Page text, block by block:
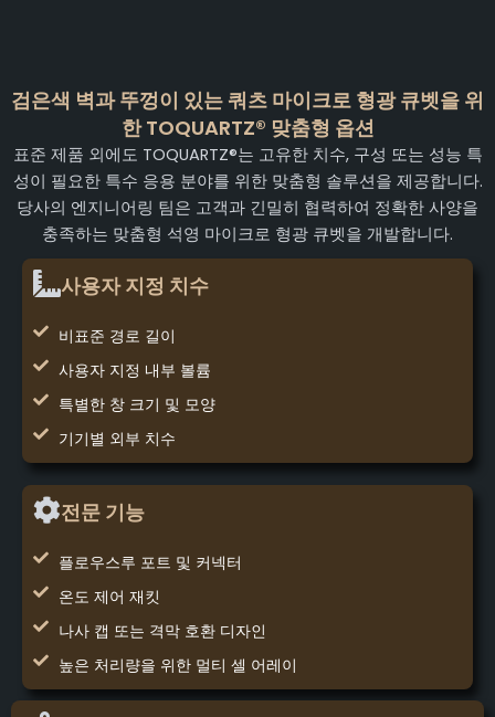
검은색 벽과 뚜껑이 있는 쿼츠 마이크로 형광 큐벳을 위
한 TOQUARTZ® 맞춤형 옵션
표준 제품 외에도 TOQUARTZ®는 고유한 치수, 구성 또는 성능 특
성이 필요한 특수 응용 분야를 위한 맞춤형 솔루션을 제공합니다.
당사의 엔지니어링 팀은 고객과 긴밀히 협력하여 정확한 사양을
충족하는 맞춤형 석영 마이크로 형광 큐벳을 개발합니다.
사용자 지정 치수
비표준 경로 길이
사용자 지정 내부 볼륨
특별한 창 크기 및 모양
기기별 외부 치수
전문 기능
플로우스루 포트 및 커넥터
온도 제어 재킷
나사 캡 또는 격막 호환 디자인
높은 처리량을 위한 멀티 셀 어레이